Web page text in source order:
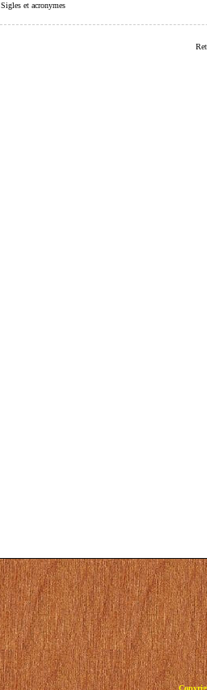
Sigles et acronymes